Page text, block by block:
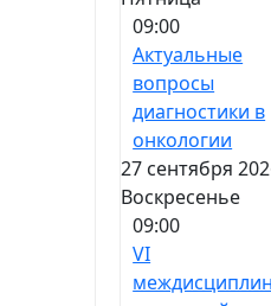
09:00
Актуальные
вопросы
диагностики в
онкологии
27 сентября
Воскресенье
09:00
VI